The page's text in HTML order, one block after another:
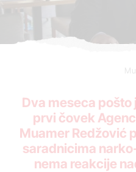
Dva meseca pošto
prvi čovek
Muamer Redžović
saradnicima
nema reakcije